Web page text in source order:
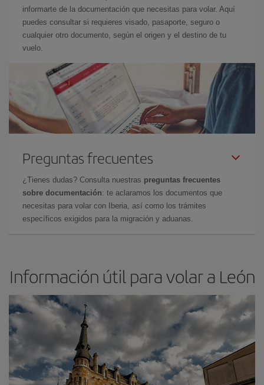
informarte de la documentación que necesitas para volar. Aquí
puedes consultar si requieres visado, pasaporte, seguro o
cualquier otro documento, según el origen y el destino de tu
vuelo.
Preguntas frecuentes
¿Tienes dudas? Consulta nuestras preguntas frecuentes
sobre documentación: te aclaramos los documentos que
necesitas para volar con Iberia, así como los trámites
específicos exigidos para la migración y aduanas.
Información útil para volar a León